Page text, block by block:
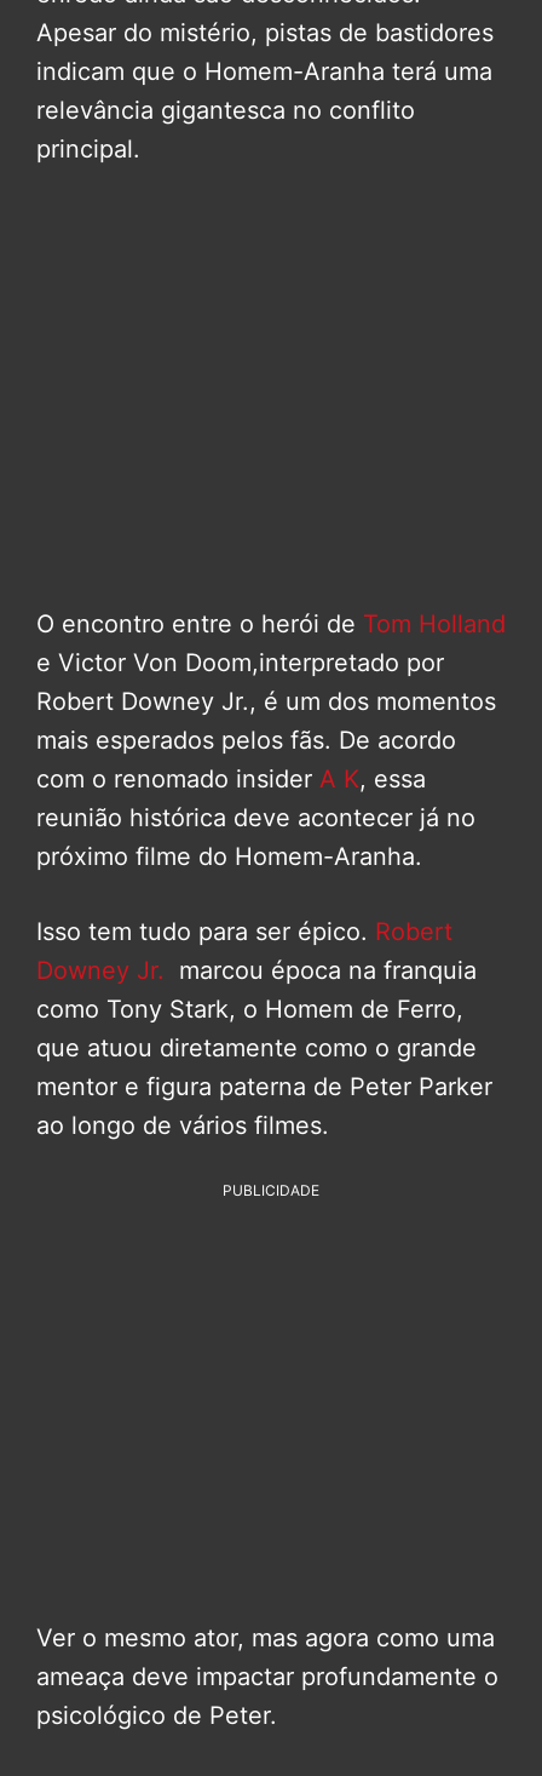
Apesar do mistério, pistas de bastidores
indicam que o Homem-Aranha terá uma
relevância gigantesca no conflito
principal.
O encontro entre o herói de Tom Holland
e Victor Von Doom,interpretado por
Robert Downey Jr., é um dos momentos
mais esperados pelos fãs. De acordo
com o renomado insider A K, essa
reunião histórica deve acontecer já no
próximo filme do Homem-Aranha.
Isso tem tudo para ser épico. Robert
Downey Jr. marcou época na franquia
como Tony Stark, o Homem de Ferro,
que atuou diretamente como o grande
mentor e figura paterna de Peter Parker
ao longo de vários filmes.
PUBLICIDADE
Ver o mesmo ator, mas agora como uma
ameaça deve impactar profundamente o
psicológico de Peter.